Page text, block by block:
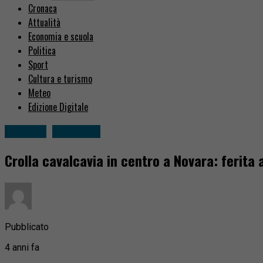
Cronaca
Attualità
Economia e scuola
Politica
Sport
Cultura e turismo
Meteo
Edizione Digitale
Crolla cavalcavia in centro a Novara: ferita
Pubblicato
4 anni fa